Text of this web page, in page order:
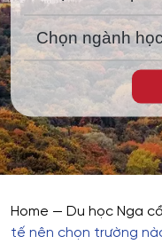
Home — Du học Nga
tế nên chọn trường